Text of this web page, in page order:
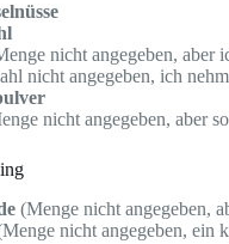
nicht angegeben, aber
nicht angegeben, ich
nicht angegeben, aber
(Menge nicht angegeben,
nicht angegeben, ein